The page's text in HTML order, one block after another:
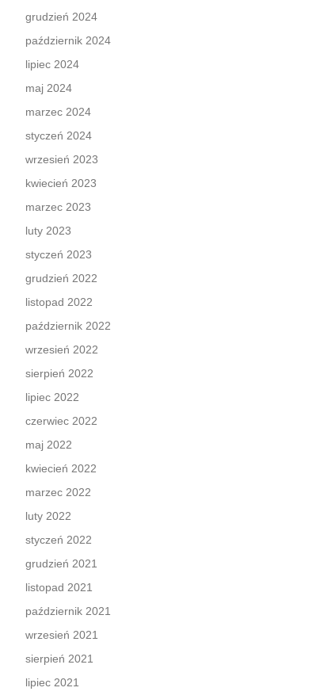
grudzień 2024
październik 2024
lipiec 2024
maj 2024
marzec 2024
styczeń 2024
wrzesień 2023
kwiecień 2023
marzec 2023
luty 2023
styczeń 2023
grudzień 2022
listopad 2022
październik 2022
wrzesień 2022
sierpień 2022
lipiec 2022
czerwiec 2022
maj 2022
kwiecień 2022
marzec 2022
luty 2022
styczeń 2022
grudzień 2021
listopad 2021
październik 2021
wrzesień 2021
sierpień 2021
lipiec 2021